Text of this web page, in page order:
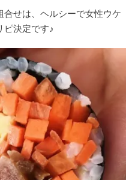
せは、ヘルシーで女性ウケ
ピ決定です♪